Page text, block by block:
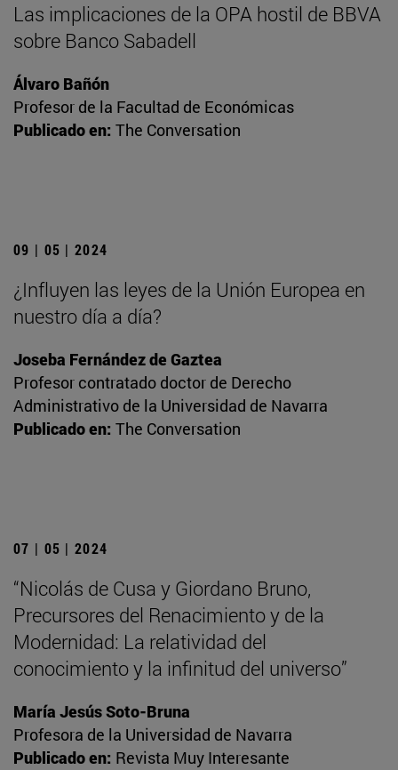
Las implicaciones de la OPA hostil de BBVA
sobre Banco Sabadell
Álvaro Bañón
Profesor de la Facultad de Económicas
Publicado en: The Conversation
09 | 05 | 2024
¿Influyen las leyes de la Unión Europea en
nuestro día a día?
Joseba Fernández de Gaztea
Profesor contratado doctor de Derecho
Administrativo de la Universidad de Navarra
Publicado en: The Conversation
07 | 05 | 2024
“Nicolás de Cusa y Giordano Bruno,
Precursores del Renacimiento y de la
Modernidad: La relatividad del
conocimiento y la infinitud del universo”
María Jesús Soto-Bruna
Profesora de la Universidad de Navarra
Publicado en: Revista Muy Interesante